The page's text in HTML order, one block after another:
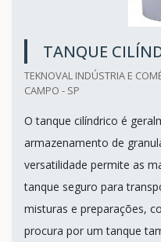
TANQUE
TEKNOVAL INDÚSTRIA E
CAMPO - SP
O tanque cilíndrico é
armazenamento de
versatilidade permite as
tanque seguro para
misturas e preparações,
procura por um tanque